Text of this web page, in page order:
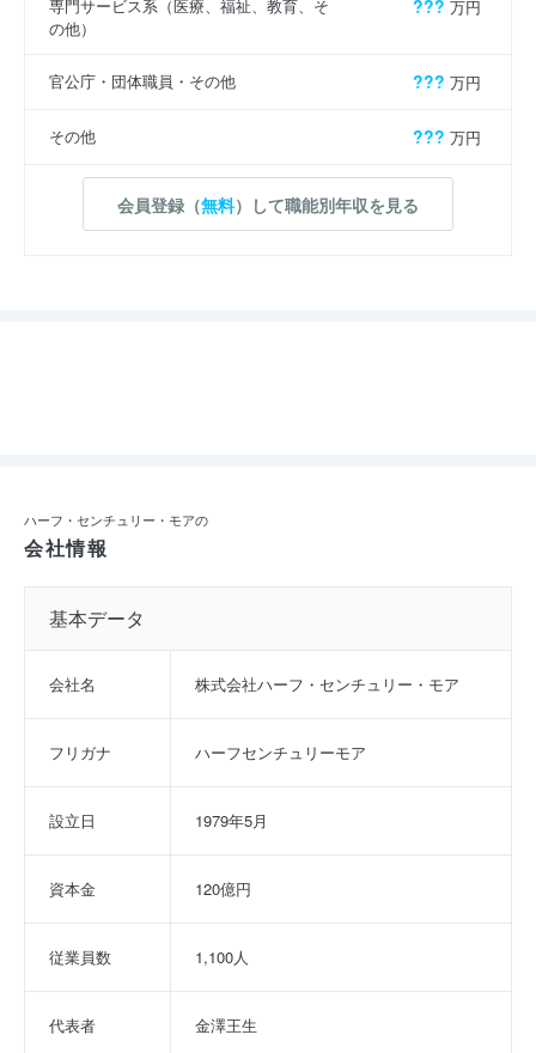
専門サービス系（医療、福祉、教育、そ
の他）
??? 万円
官公庁・団体職員・その他 ??? 万円
その他 ??? 万円
会員登録（無料）して職能別年収を見る
ハーフ・センチュリー・モアの
会社情報
基本データ
会社名 株式会社ハーフ・センチュリー・モア
フリガナ ハーフセンチュリーモア
設立日 1979年5月
資本金 120億円
従業員数 1,100人
代表者 金澤王生